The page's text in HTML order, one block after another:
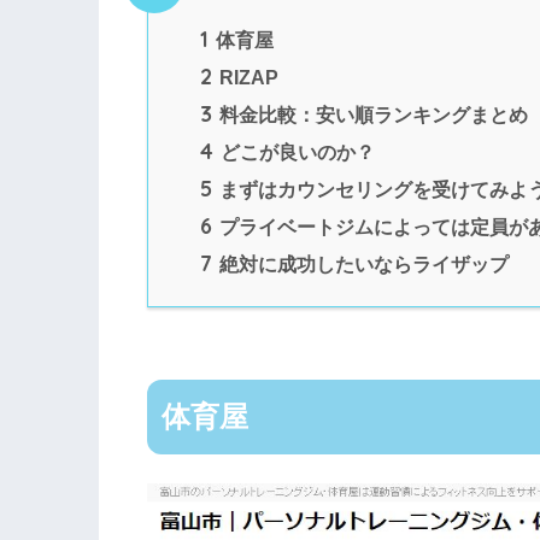
1 体育屋
2 RIZAP
3 料金比較：安い順ランキングまとめ
4 どこが良いのか？
5 まずはカウンセリングを受けてみよ
6 プライベートジムによっては定員が
7 絶対に成功したいならライザップ
体育屋